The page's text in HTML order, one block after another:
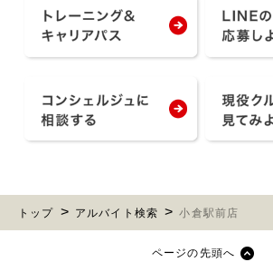
トップ アルバイト検索 小倉駅前店
ページの先頭へ